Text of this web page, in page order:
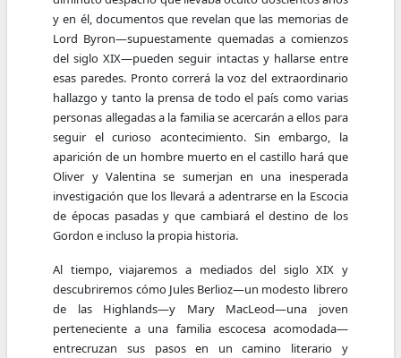
y en él, documentos que revelan que las memorias de
Lord Byron—supuestamente quemadas a comienzos
del siglo XIX—pueden seguir intactas y hallarse entre
esas paredes. Pronto correrá la voz del extraordinario
hallazgo y tanto la prensa de todo el país como varias
personas allegadas a la familia se acercarán a ellos para
seguir el curioso acontecimiento. Sin embargo, la
aparición de un hombre muerto en el castillo hará que
Oliver y Valentina se sumerjan en una inesperada
investigación que los llevará a adentrarse en la Escocia
de épocas pasadas y que cambiará el destino de los
Gordon e incluso la propia historia.
Al tiempo, viajaremos a mediados del siglo XIX y
descubriremos cómo Jules Berlioz—un modesto librero
de las Highlands—y Mary MacLeod—una joven
perteneciente a una familia escocesa acomodada—
entrecruzan sus pasos en un camino literario y